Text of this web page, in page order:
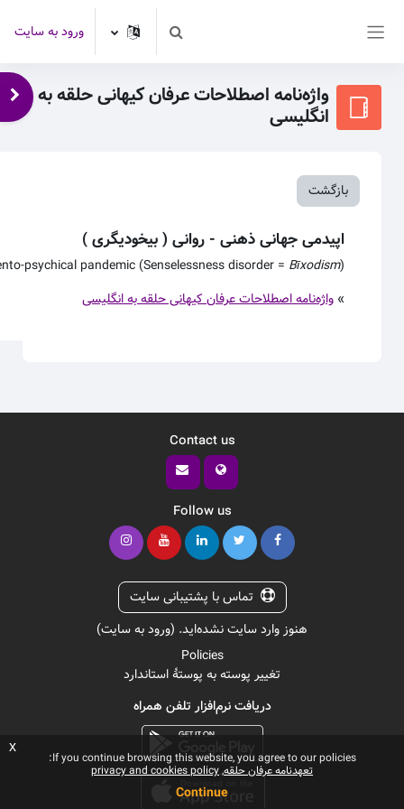
Toggle search inputورود به سایت
واژه‌نامه اصطلاحات عرفان کیهانی حلقه به
انگلیسی
بازگشت
اپیدمی جهانی ذهنی - روانی ( بیخودیگری )
psychical pandemic (Senselessness disorder = Bīxodism)
» واژه‌نامه اصطلاحات عرفان کیهانی حلقه به انگلیسی
Contact us
Follow us
تماس با پشتیبانی سایت
هنوز وارد سایت نشده‌اید. (ورود به سایت)
Policies
تغییر پوسته به پوستهٔ استاندارد
دریافت نرم‌افزار تلفن همراه
If you continue browsing this website, you agree to our policies:
تعهدنامه عرفان حلقه privacy and cookies policy
Continue
x